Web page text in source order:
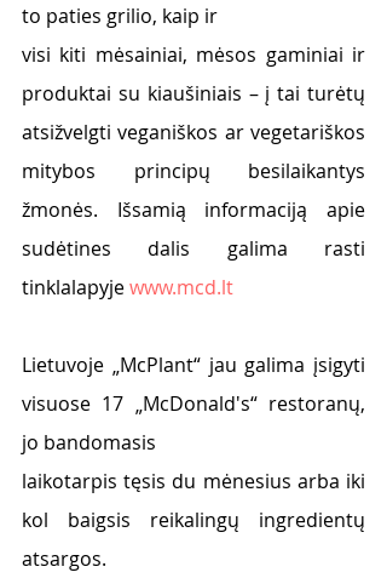
to paties grilio, kaip ir
visi kiti mėsainiai, mėsos gaminiai ir
produktai su kiaušiniais – į tai turėtų
atsižvelgti veganiškos ar vegetariškos
mitybos principų besilaikantys
žmonės. Išsamią informaciją apie
sudėtines dalis galima rasti
tinklalapyje www.mcd.lt
Lietuvoje „McPlant“ jau galima įsigyti
visuose 17 „McDonald's“ restoranų,
jo bandomasis
laikotarpis tęsis du mėnesius arba iki
kol baigsis reikalingų ingredientų
atsargos.